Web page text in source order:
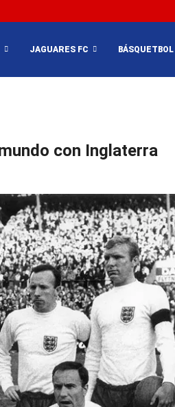
EL MÉXICO VS SUDÁFRICA...
JAGUARES FC BÁSQUETBOL
con Inglaterra